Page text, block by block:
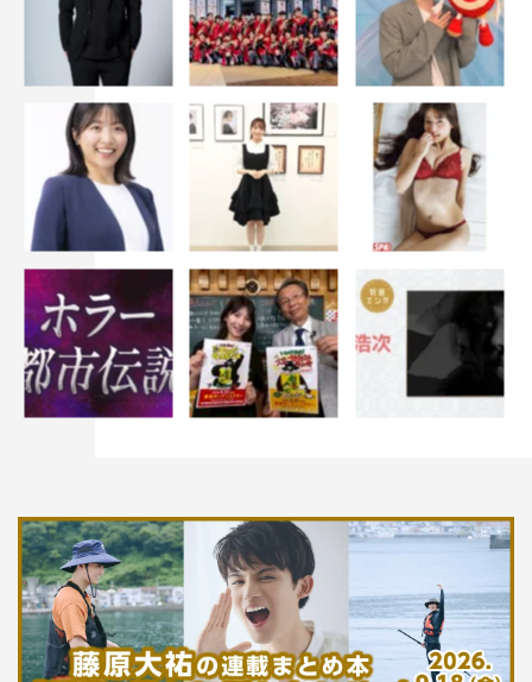
す。バースデーイブはリビングにいるあなたと…」。
そして、＃11が「一難去ってまた一難、この恋、松永ディ
スタンス！」だが、実はこれまでの11話までのキャッチコ
ピーは、すべて中島自身が作成。ドラマの各話の撮影が終
わったタイミングで毎週、中島が考えて提案してくれてい
たという。
加えて、世界トレンド1位になった「＃リビ松みてる」の
タグも中島が考えたもの。スタッフと一緒に自らもドラマ
を盛り上げていくという座長の姿勢が、このエピソードに
表れている。
台湾で3月15日に行われたファンミーティングでも大成功
番組情報
火ドラ★イレブン『リビングの松永さん』
カンテレ・フジテレビ系
毎週火曜 午後11時～11時30分